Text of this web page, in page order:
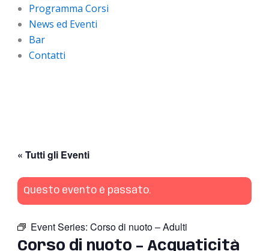
Programma Corsi
News ed Eventi
Bar
Contatti
« Tutti gli Eventi
Questo evento è passato.
Event Series: Corso di nuoto – Adulti
Corso di nuoto – Acquaticità